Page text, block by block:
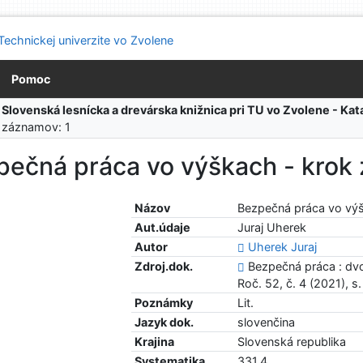
Pomoc
Slovenská lesnícka a drevárska knižnica pri TU vo Zvolene -
1
práca vo výškach - krok
Názov
Bezpečná práca vo
Aut.údaje
Juraj Uherek
Autor
Uherek Juraj
Zdroj.dok.
Bezpečná práca :
Roč. 52, č. 4 (2021),
Poznámky
Lit.
Jazyk dok.
slovenčina
Krajina
Slovenská republika